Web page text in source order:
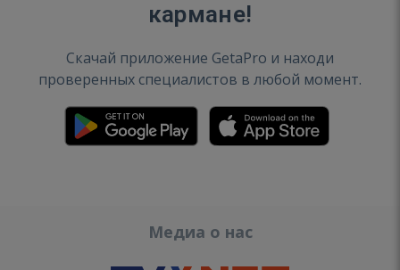
кармане!
Скачай приложение GetaPro и находи
проверенных специалистов в любой момент.
Медиа о нас